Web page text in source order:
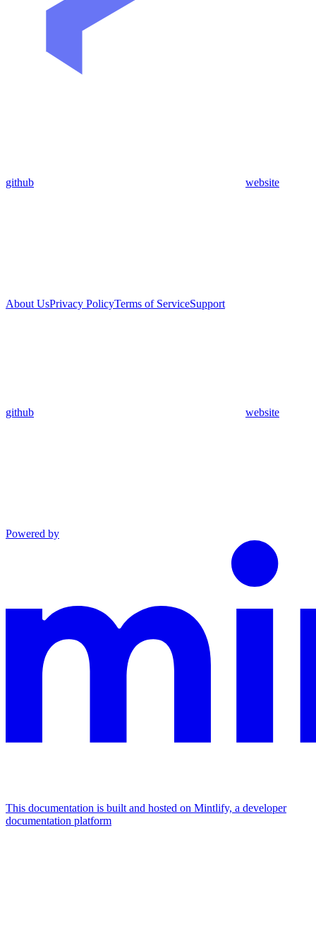
github website
About UsPrivacy PolicyTerms of ServiceSupport
github website
Powered by
This documentation is built and hosted on Mintlify, a developer
documentation platform